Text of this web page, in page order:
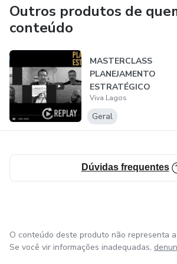
Outros produtos de
conteúdo
MASTERCLASS
PLANEJAMENTO
ESTRATÉGICO
Viva Lagos
Geral
Dúvidas frequentes
O conteúdo deste produto não representa
Se você vir informações inadequadas,